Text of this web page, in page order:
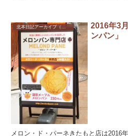
2016年3
ンパン」
メロン・ド・パーネきたもと店は2016